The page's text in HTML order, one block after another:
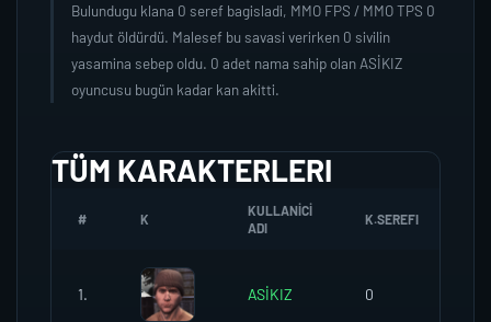
Bulundugu klana 0 seref bagisladi, MMO FPS / MMO TPS 0
haydut öldürdü. Malesef bu savasi verirken 0 sivilin
yasamina sebep oldu. 0 adet nama sahip olan ASİKIZ
oyuncusu bugün kadar kan akitti.
TÜM KARAKTERLERI
# K
KULLANICI
ADI
K.SEREFI
1. ASİKIZ 0